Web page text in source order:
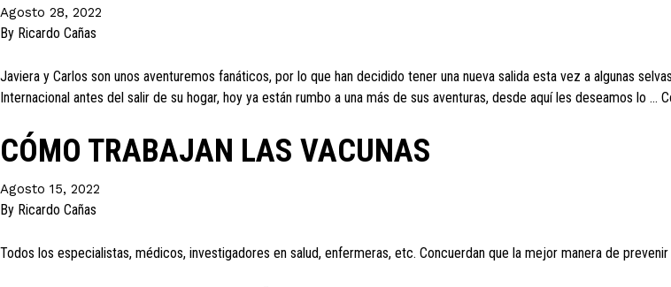
Agosto 28, 2022
By Ricardo Cañas
Javiera y Carlos son unos aventuremos fanáticos, por lo que han decidido tener una nueva salida esta vez a algunas
Internacional antes del salir de su hogar, hoy ya están rumbo a una más de sus aventuras, desde aquí les deseamos lo …
CÓMO TRABAJAN LAS VACUNAS
Agosto 15, 2022
By Ricardo Cañas
Todos los especialistas, médicos, investigadores en salud, enfermeras, etc. Concuerdan que la mejor manera de